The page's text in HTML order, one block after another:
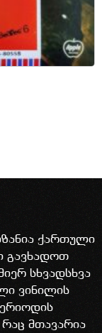
ქართული
გავხადოთ
სხვადსხვა
ვინილის
მთავარია